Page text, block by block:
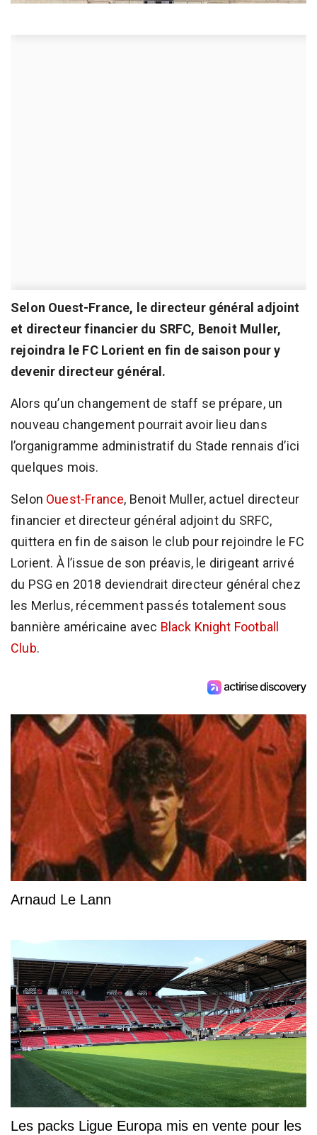
Selon Ouest-France, le directeur général adjoint
et directeur financier du SRFC, Benoit Muller,
rejoindra le FC Lorient en fin de saison pour y
devenir directeur général.
Alors qu’un changement de staff se prépare, un
nouveau changement pourrait avoir lieu dans
l’organigramme administratif du Stade rennais d’ici
quelques mois.
Selon Ouest-France, Benoit Muller, actuel directeur
financier et directeur général adjoint du SRFC,
quittera en fin de saison le club pour rejoindre le FC
Lorient. À l’issue de son préavis, le dirigeant arrivé
du PSG en 2018 deviendrait directeur général chez
les Merlus, récemment passés totalement sous
bannière américaine avec Black Knight Football
Club.
Arnaud Le Lann
Les packs Ligue Europa mis en vente pour les